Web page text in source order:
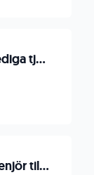
HR Manager - Lediga tjänster
Automationsingenjör till innovativt teknikbolag